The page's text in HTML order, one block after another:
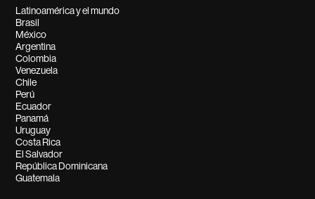
Latinoamérica y el mundo
Brasil
México
Argentina
Colombia
Venezuela
Chile
Perú
Ecuador
Panamá
Uruguay
Costa Rica
El Salvador
República Dominicana
Guatemala